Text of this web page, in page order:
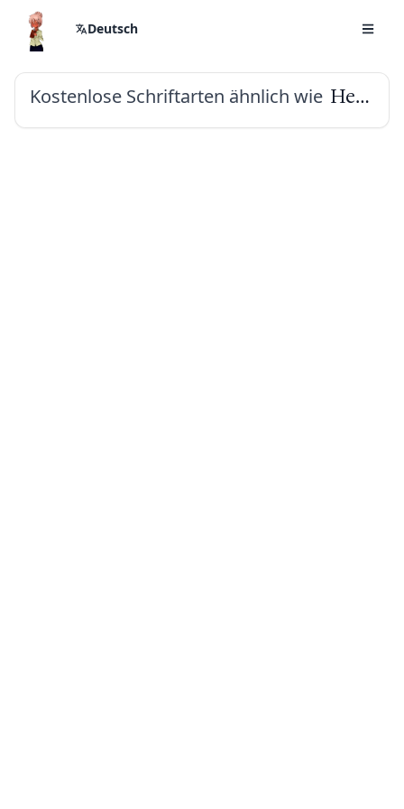
Deutsch
Kostenlose Schriftarten ähnlich wie Hedvig Letters Serif